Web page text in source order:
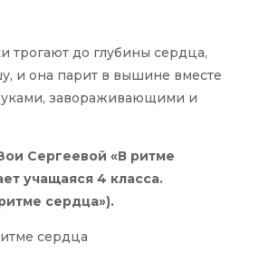
трогают до глубины сердца,
и она парит в вышине вместе
завораживающими и
Сергеевой «В ритме
учащаяся 4 класса.
сердца»).
сердца